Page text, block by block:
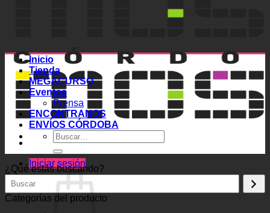
Iniciar sesión
Inicio
Tienda
MEGACURSO
Eventos
Prensa
ENCONTRANOS
ENVÍOS CÓRDOBA
Buscar
por:
¿Qué estás buscando?
Categorías del producto